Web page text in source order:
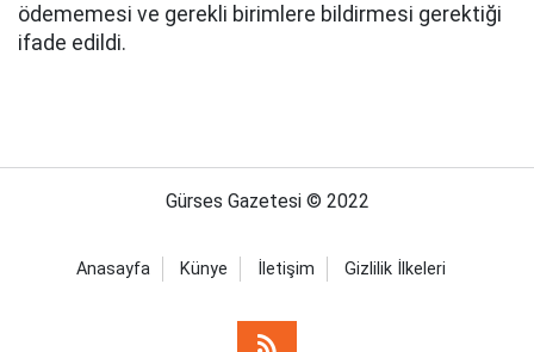
ödememesi ve gerekli birimlere bildirmesi gerektiği
ifade edildi.
Gürses Gazetesi © 2022
Anasayfa Künye İletişim Gizlilik İlkeleri